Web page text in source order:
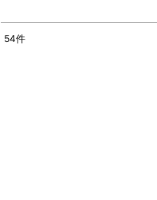
54件